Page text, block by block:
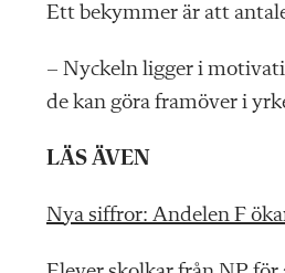
Ett bekymmer är att
– Nyckeln ligger i
de kan göra framöver i
LÄS ÄVEN
Nya siffror: Andelen F